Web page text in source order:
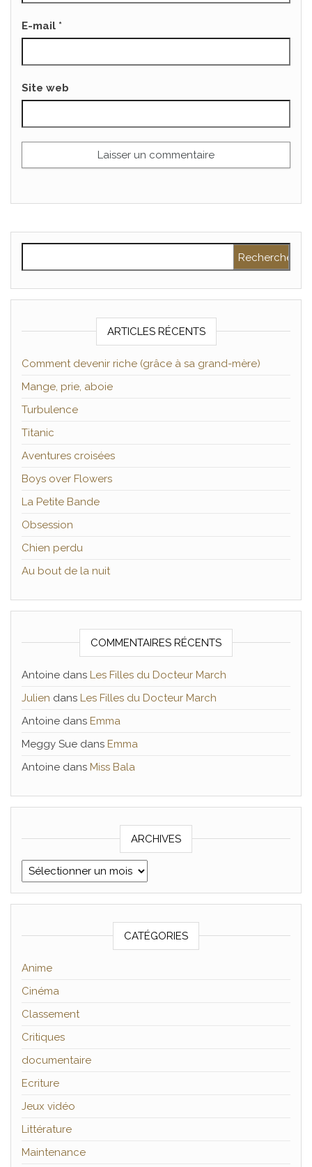
E-mail *
Site web
ARTICLES RÉCENTS
Comment devenir riche (grâce à sa grand-mère)
Mange, prie, aboie
Turbulence
Titanic
Aventures croisées
Boys over Flowers
La Petite Bande
Obsession
Chien perdu
Au bout de la nuit
COMMENTAIRES RÉCENTS
Antoine dans Les Filles du Docteur March
Julien dans Les Filles du Docteur March
Antoine dans Emma
Meggy Sue dans Emma
Antoine dans Miss Bala
ARCHIVES
Archives
CATÉGORIES
Anime
Cinéma
Classement
Critiques
documentaire
Ecriture
Jeux vidéo
Littérature
Maintenance